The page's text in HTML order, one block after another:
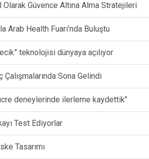
Güvence Altına Alma Stratejileri
Arab Health Fuarı’nda Buluştu
teknolojisi dünyaya açılıyor
Sona Gelindi
deneylerinde ilerleme kaydettik"
Test Ediyorlar
Tasarımı